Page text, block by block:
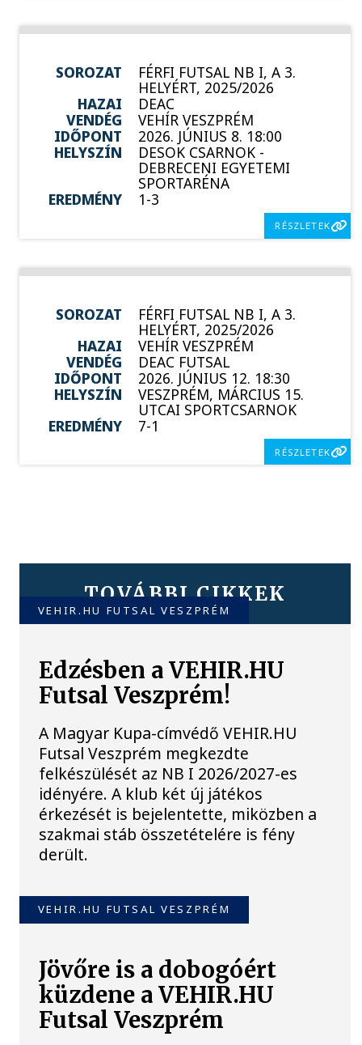
SOROZAT FÉRFI FUTSAL NB I, A 3.
HELYÉRT, 2025/2026
HAZAI
DEAC
VENDÉG
VEHÍR VESZPRÉM
IDŐPONT
2026. JÚNIUS 8. 18:00
HELYSZÍN
DESOK CSARNOK -
DEBRECENI EGYETEMI
SPORTARÉNA
EREDMÉNY
1-3
RÉSZLETEK
SOROZAT FÉRFI FUTSAL NB I, A 3.
HELYÉRT, 2025/2026
HAZAI
VEHÍR VESZPRÉM
VENDÉG
DEAC FUTSAL
IDŐPONT
2026. JÚNIUS 12. 18:30
HELYSZÍN
VESZPRÉM, MÁRCIUS 15.
UTCAI SPORTCSARNOK
EREDMÉNY
7-1
RÉSZLETEK
TOVÁBBI CIKKEK
VEHIR.HU FUTSAL VESZPRÉM
Edzésben a VEHIR.HU
Futsal Veszprém!
A Magyar Kupa-címvédő VEHIR.HU
Futsal Veszprém megkezdte
felkészülését az NB I 2026/2027-es
idényére. A klub két új játékos
érkezését is bejelentette, miközben a
szakmai stáb összetételére is fény
derült.
VEHIR.HU FUTSAL VESZPRÉM
Jövőre is a dobogóért
küzdene a VEHIR.HU
Futsal Veszprém